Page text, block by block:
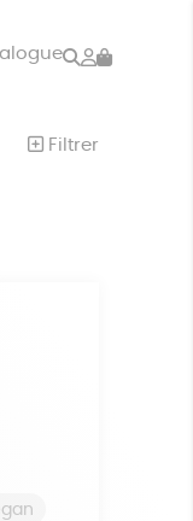
Rechercher
Mon
Filtrer